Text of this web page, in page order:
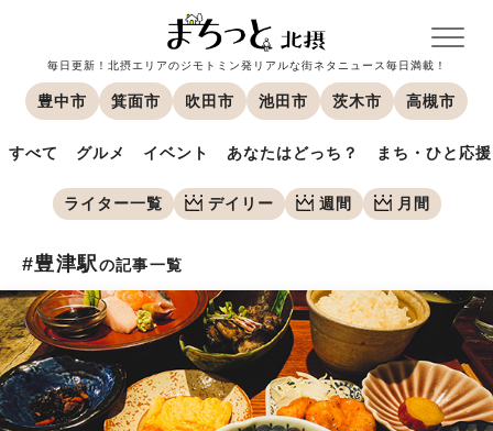
毎日更新！北摂エリアのジモトミン発リアルな街ネタニュース毎日満載！
豊中市 箕面市 吹田市 池田市 茨木市 高槻市
すべて グルメ イベント あなたはどっち？ まち・ひと応援
ライター一覧 デイリー 週間 月間
#豊津駅の記事一覧